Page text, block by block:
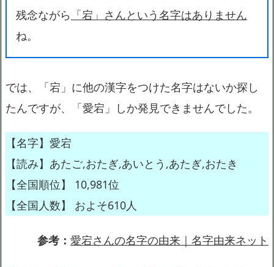
残念ながら 「宕」さんという名字はありません
ね。
では、「宕」に他の漢字をつけた名字はないか探し
たんですが、「愛宕」しか発見できませんでした。
【名字】愛宕
【読み】あたご,おたぎ,あいとう,あたぎ,おたき
【全国順位】 10,981位
【全国人数】 およそ610人
参考： 愛宕さんの名字の由来｜名字由来ネット